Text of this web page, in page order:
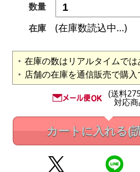
数量
在庫
(在庫数読込中...)
在庫の数はリアルタイムでは
店舗の在庫を通信販売で購入
(送料
対応
カートに入れる(